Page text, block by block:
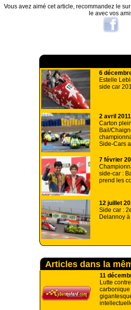
Vous avez aimé cet article, recommandez le
le avec vos
6
Estelle
side car
2 avril 2011
Carton
Bail/
Side-Cars
7 février
side-car :
prend les
12 juillet
Side car :
Delannoy
Articles dans la
11
Lutte
carbonique